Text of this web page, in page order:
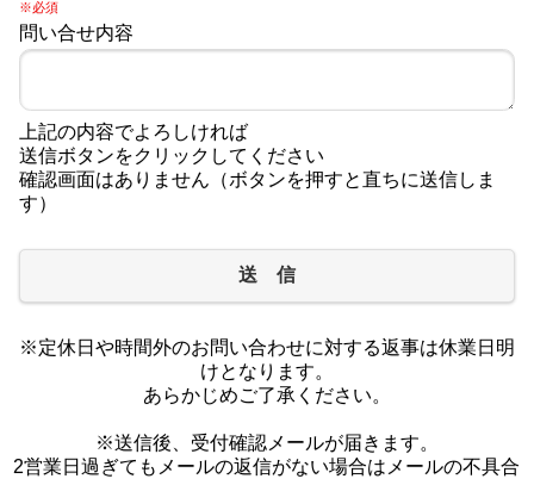
※必須
問い合せ内容
上記の内容でよろしければ
送信ボタンをクリックしてください
確認画面はありません（ボタンを押すと直ちに送信しま
す）
送 信
※定休日や時間外のお問い合わせに対する返事は休業日明
けとなります。
あらかじめご了承ください。
※送信後、受付確認メールが届きます。
2営業日過ぎてもメールの返信がない場合はメールの不具合